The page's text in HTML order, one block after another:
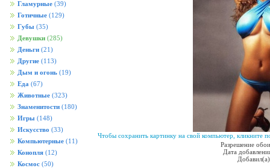
Гламурные (39)
Готичные (129)
Губы (35)
Девушки (285)
Деньги (21)
Другие (113)
Дым и огонь (19)
Еда (67)
Животные (323)
Знаменитости (180)
Игры (148)
Искусство (33)
Компьютерные (11)
Конопля (12)
Космос (50)
Чтобы сохранить картинку на свой компьютер, кликните
Разрешение
Дата